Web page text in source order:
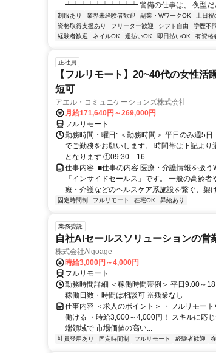
┷┷┷┷┷┷┷┷┷┷ 警備の仕事は、 夜型だと
制服あり 業界未経験者歓迎 副業・WワークOK 土日祝
資格取得支援あり
フリーター歓迎 シフト自由 学歴不
経験者歓迎
ネイルOK 週払いOK 即日払いOK 有資格
正社員
【フルリモート】20~40代の女性
短可
アエル・コミュニケーションズ株式会社
月給171,640円～269,000円
フルリモート
勤務時間・曜日: ＜勤務時間＞ 平日のみ週5
でご勤務をお願いします。 時間帯は下記よ
となります ①09:30－16...
仕事内容: ■仕事の内容 医療・介護情報を扱
「インサイドセールス」です。 一般の高齢
療・介護などのヘルスケア系施設を繋ぐ、架
固定時間制 フルリモート 在宅OK 昇給あり
業務委託
自社AIセールスソリューションの営
株式会社Algoage
時給3,000円～4,000円
フルリモート
勤務時間詳細 ＜稼働時間帯例＞ 平日9:00～
稼働日数・時間は相談可 ※残業なし
仕事内容 ＜求人のポイント＞ ・フルリモー
働ける ・時給3,000～4,000円！ スキルに応
端領域で 市場価値の高い...
社員登用あり 固定時間制 フルリモート 経験者歓迎